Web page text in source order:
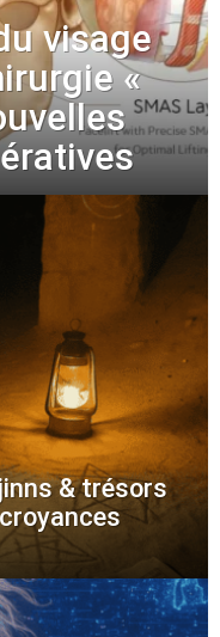
visage
«
& trésors